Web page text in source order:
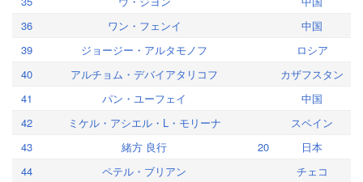
36
ワン・フェンイ
中国
39
ジョージー・アルタモノフ
ロシア
40
アルチョム・デバイアタリコフ
カザフスタン
41
パン・ユーフェイ
中国
42
ミケル・アシエル・L・モリーナ
スペイン
43
緒方 良行 20
日本
44
ペテル・ブリアン チェコ